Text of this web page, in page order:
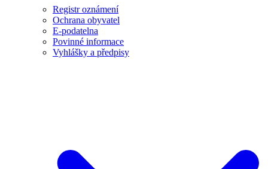
Registr oznámení
Ochrana obyvatel
E-podatelna
Povinné informace
Vyhlášky a předpisy